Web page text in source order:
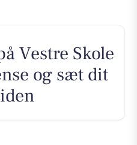
Vestre Skole
og sæt dit